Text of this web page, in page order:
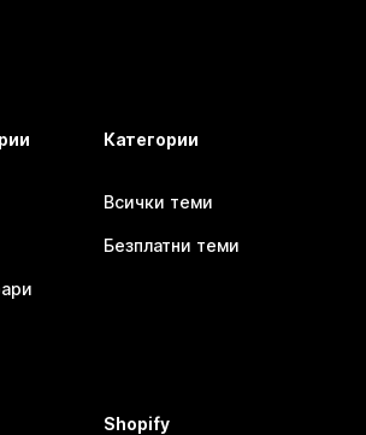
Категории
Всички теми
Безплатни теми
Shopify